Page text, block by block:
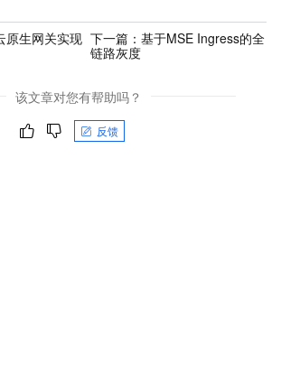
原生网关实现 下一篇： 基于MSE Ingress的全
链路灰度
该文章对您有帮助吗？
反馈